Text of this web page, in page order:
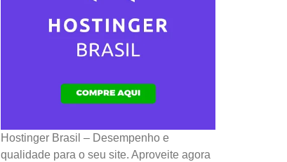
Hostinger Brasil – Desempenho e
qualidade para o seu site. Aproveite agora